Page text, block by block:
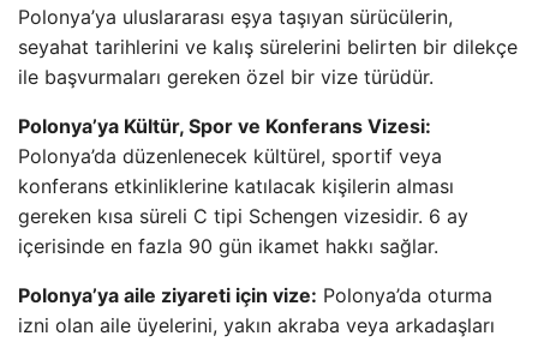
Polonya’ya uluslararası eşya taşıyan sürücülerin,
seyahat tarihlerini ve kalış sürelerini belirten bir dilekçe
ile başvurmaları gereken özel bir vize türüdür.
Polonya’ya Kültür, Spor ve Konferans Vizesi:
Polonya’da düzenlenecek kültürel, sportif veya
konferans etkinliklerine katılacak kişilerin alması
gereken kısa süreli C tipi Schengen vizesidir. 6 ay
içerisinde en fazla 90 gün ikamet hakkı sağlar.
Polonya’ya aile ziyareti için vize: Polonya’da oturma
izni olan aile üyelerini, yakın akraba veya arkadaşları